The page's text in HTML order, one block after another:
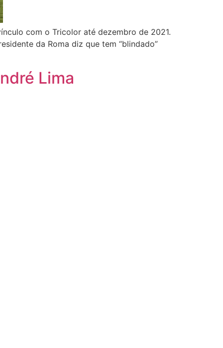
com o Tricolor até dezembro de 2021.
da Roma diz que tem “blindado”
Lima